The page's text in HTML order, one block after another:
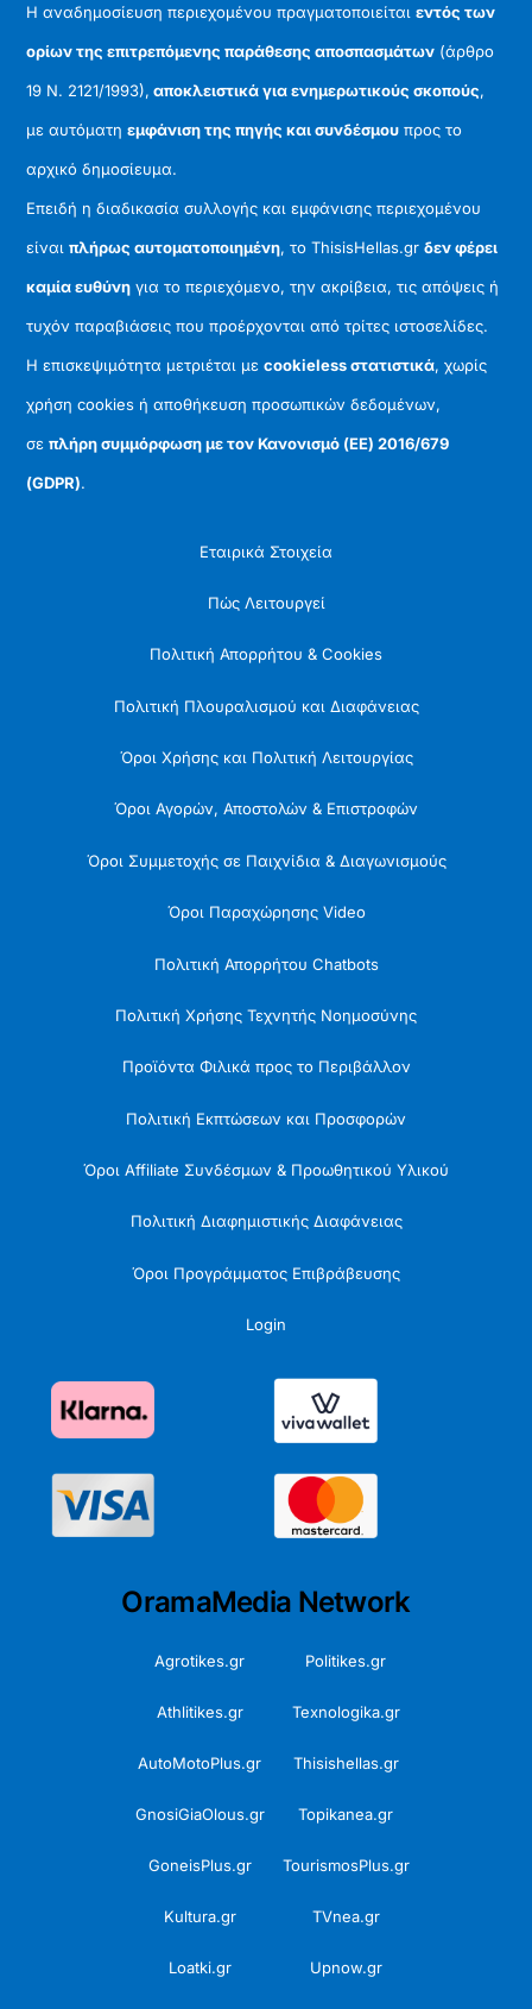
Η αναδημοσίευση περιεχομένου πραγματοποιείταιεντός των
ορίων της επιτρεπόμενης παράθεσης αποσπασμάτων (άρθρο
19 Ν. 2121/1993), αποκλειστικά για ενημερωτικούς σκοπούς,
με αυτόματηεμφάνιση της πηγής και συνδέσμου προς το
αρχικό δημοσίευμα.
Επειδή η διαδικασία συλλογής και εμφάνισης περιεχομένου
είναιπλήρως αυτοματοποιημένη, το ThisisHellas.grδεν φέρει
καμία ευθύνη για το περιεχόμενο, την ακρίβεια, τις απόψεις ή
τυχόν παραβιάσεις που προέρχονται από τρίτες ιστοσελίδες.
Η επισκεψιμότητα μετριέται μεcookieless στατιστικά, χωρίς
χρήση cookies ή αποθήκευση προσωπικών δεδομένων,
σεπλήρη συμμόρφωση με τον Κανονισμό (ΕΕ) 2016/679
(GDPR).
Εταιρικά Στοιχεία
Πώς Λειτουργεί
Πολιτική Απορρήτου & Cookies
Πολιτική Πλουραλισμού και Διαφάνειας
Όροι Χρήσης και Πολιτική Λειτουργίας
Όροι Αγορών, Αποστολών & Επιστροφών
Όροι Συμμετοχής σε Παιχνίδια & Διαγωνισμούς
Όροι Παραχώρησης Video
Πολιτική Απορρήτου Chatbots
Πολιτική Χρήσης Τεχνητής Νοημοσύνης
Προϊόντα Φιλικά προς το Περιβάλλον
Πολιτική Εκπτώσεων και Προσφορών
Όροι Affiliate Συνδέσμων & Προωθητικού Υλικού
Πολιτική Διαφημιστικής Διαφάνειας
Όροι Προγράμματος Επιβράβευσης
Login
OramaMedia Network
Agrotikes.gr Politikes.gr
Athlitikes.gr Texnologika.gr
AutoMotoPlus.gr Thisishellas.gr
GnosiGiaOlous.gr Topikanea.gr
GoneisPlus.gr TourismosPlus.gr
Kultura.gr TVnea.gr
Loatki.gr Upnow.gr